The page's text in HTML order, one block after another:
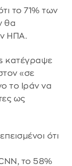
το 71% των
θα
ΗΠΑ.
κατέγραψε
«σε
το Ιράν να
ως
ότι
το 58%